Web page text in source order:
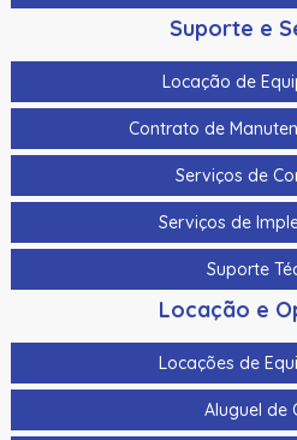
Suporte e
Locação de
Contrato de
Serviços de
Serviços de
Suporte
Locação e
Locações de
Aluguel de